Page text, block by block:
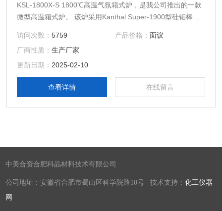
KSL-1800X-S 1800℃高温气氛箱式炉，是我公司推出的一款
微型高温箱式炉。 该炉采用Kanthal Super-1900型硅钼棒，
度达1800℃。和KSL1700X高温炉相比，该高温炉体积小巧，
节约能源（功率：2KW），下开式炉门，易于样品装载，并
加装通气口，可在氧气或惰性气氛下操作,炉膛内部温度稳定
度达±1℃。
访问次数：5759 产品价格： 面议
厂商性质：生产厂家
更新日期： 2025-02-10
查看详情 在线留言
中美合资合肥科晶材料技术有限公司
公司地址：安徽省合肥市蜀山区科学院路10号 技术支持：化工仪器
网